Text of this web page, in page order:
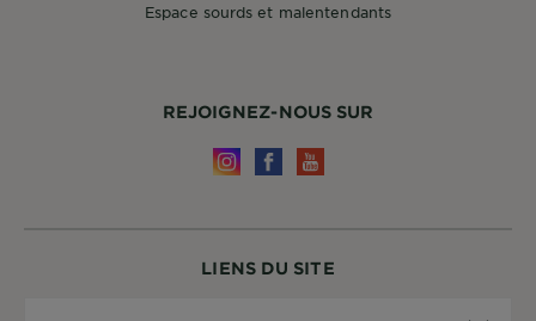
LIENS DU SITE
REJOIGNEZ-NOUS SUR
Espace sourds et malentendants